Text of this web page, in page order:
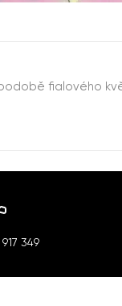
fialového
349